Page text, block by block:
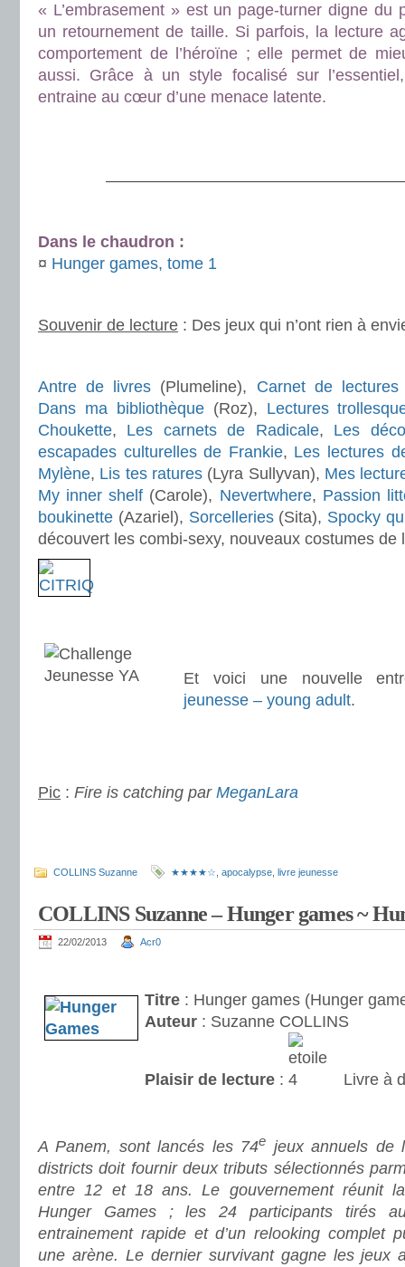
« L’embrasement » est un page-turner digne du
un retournement de taille. Si parfois, la lecture
comportement de l’héroïne ; elle permet de
aussi. Grâce à un style focalisé sur
entraine au cœur d’une menace latente.
Dans le chaudron :
¤ Hunger games, tome 1
Souvenir de lecture : Des jeux qui n’ont rien à
Antre de livres (Plumeline), Carnet de lectures
Dans ma bibliothèque(Roz), Lectures
Choukette, Les carnets de Radicale, Les
escapades culturelles de Frankie, Les lectures
Mylène, Lis tes ratures(Lyra Sullyvan), Mes
My inner shelf (Carole), Nevertwhere, Passion
boukinette (Azariel), Sorcelleries(Sita), Spocky
découvert les combi-sexy, nouveaux costumes de
Et voici une nouvelle
jeunesse – young adult.
Pic : Fire is catching par MeganLara
COLLINS Suzanne ★★★★☆ apocalypse livre jeunesse
COLLINS Suzanne – Hunger games ~
22/02/2013 Acr0
Titre : Hunger games (Hunger
Auteur : Suzanne COLLINS
Plaisir de lecture :
Livre à
A Panem, sont lancés les 74e jeux annuels de
districts doit fournir deux tributs sélectionnés
entre 12 et 18 ans. Le gouvernement réunit
Hunger Games ; les 24 participants tirés
entrainement rapide et d’un relooking complet
une arène. Le dernier survivant gagne les jeux